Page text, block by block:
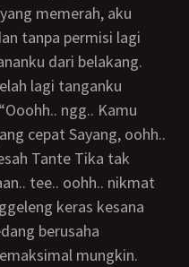
memerah, aku
tanpa permisi lagi
dari belakang.
ngg.. Kamu
cepat Sayang, oohh..
Tante Tika tak
tee.. oohh.. nikmat
keras kesana
berusaha
mungkin.